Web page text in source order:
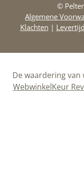
©
Algemene
Klachten |
De waardering
WebwinkelKeur